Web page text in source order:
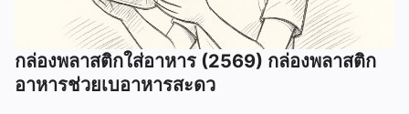
กล่องพลาสติกใส่อาหาร (2569) กล่องพลาสติก
อาหารช่วยเบอาหารสะดว